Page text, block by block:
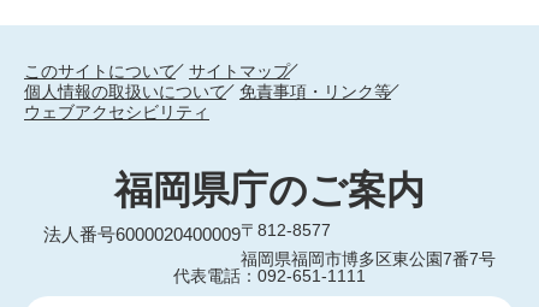
このサイトについて
サイトマップ
個人情報の取扱いについて
免責事項・リンク等
ウェブアクセシビリティ
福岡県庁のご案内
法人番号6000020400009〒812-8577
福岡県福岡市博多区東公園7番7号
代表電話：092-651-1111